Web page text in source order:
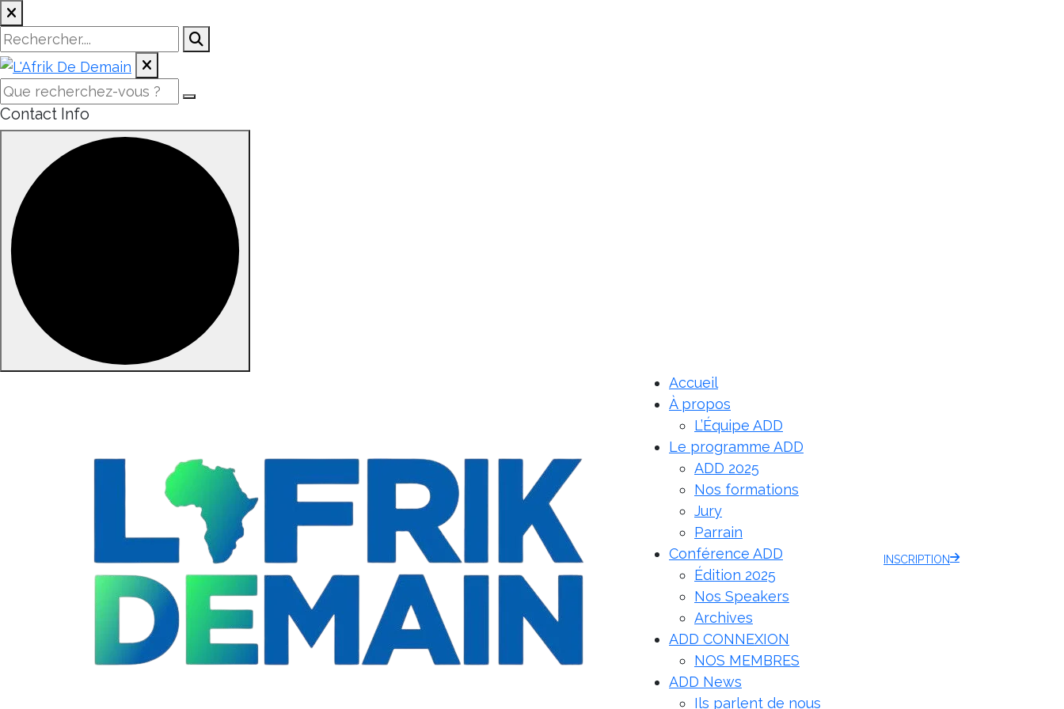
Contact Info
Accueil
À propos
L’Équipe ADD
Le programme ADD
ADD 2025
Nos formations
Jury
Parrain
Conférence ADD
Édition 2025
Nos Speakers
Archives
ADD CONNEXION
NOS MEMBRES
ADD News
Ils parlent de nous
INSCRIPTION